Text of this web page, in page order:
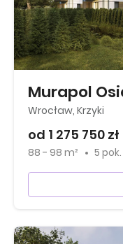
Murapol
Wrocław, Krzyki
od 1 275 750 zł
88 - 98 m² 5 pok.